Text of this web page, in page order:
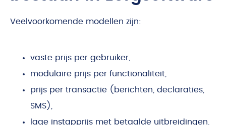
Veelvoorkomende modellen zijn:
vaste prijs per gebruiker,
modulaire prijs per functionaliteit,
prijs per transactie (berichten, declaraties,
SMS),
lage instapprijs met betaalde uitbreidingen.